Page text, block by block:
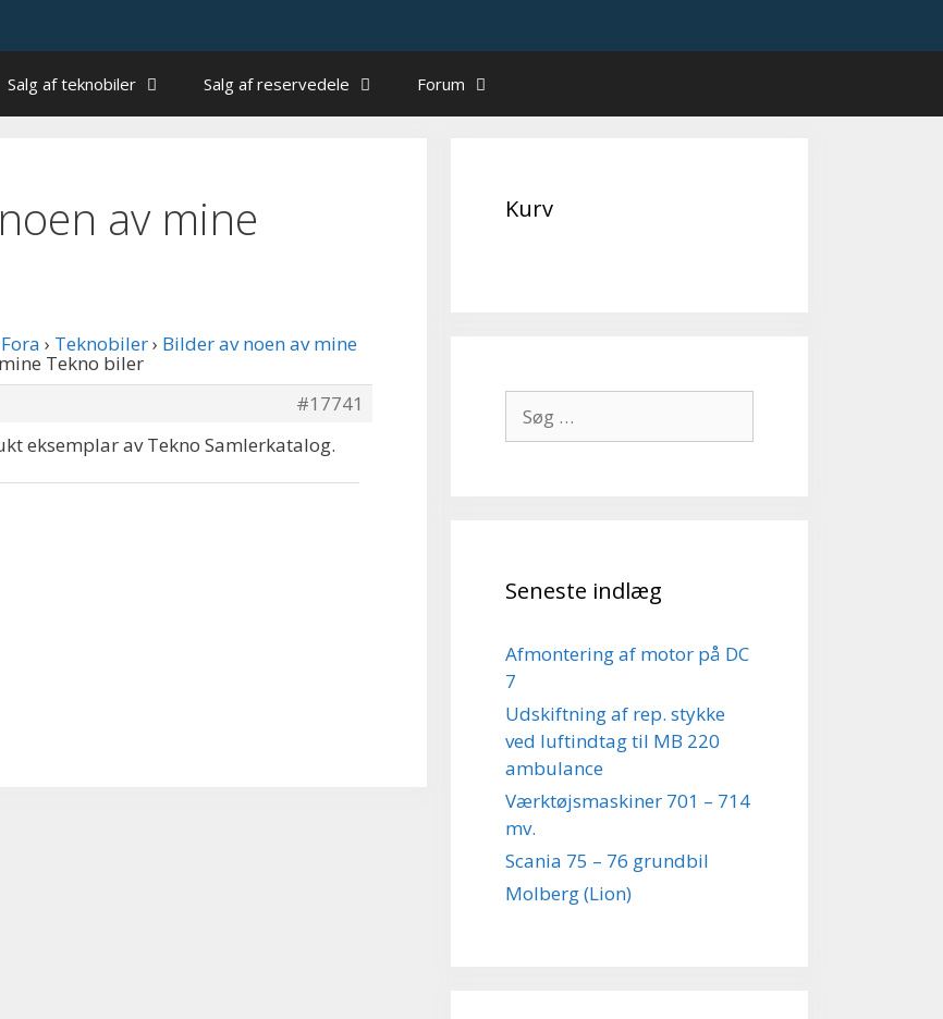
Salg af teknobiler Salg af reservedele Forum
av mine
Fora › Teknobiler› Bilder av noen av mine
Tekno biler
#17741
eksemplar av Tekno Samlerkatalog.
Kurv
efter:
Seneste indlæg
Afmontering af motor på DC
7
Udskiftning af rep. stykke
ved luftindtag til MB 220
ambulance
Værktøjsmaskiner 701 – 714
mv.
Scania 75 – 76 grundbil
Molberg (Lion)